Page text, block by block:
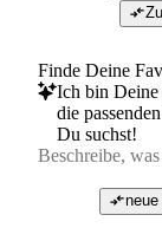
Finde Deine
Ich bin
die
Du suchst!